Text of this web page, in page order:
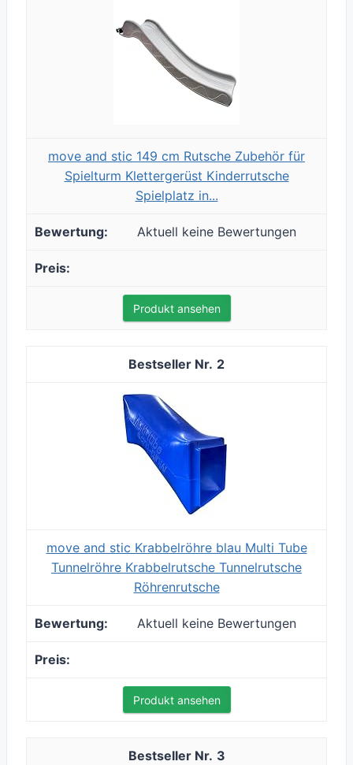
move and stic 149 cm Rutsche Zubehör für
Spielturm Klettergerüst Kinderrutsche
Spielplatz in...
Aktuell keine Bewertungen
Produkt ansehen
2
move and stic Krabbelröhre blau Multi Tube
Tunnelröhre Krabbelrutsche Tunnelrutsche
Röhrenrutsche
Aktuell keine Bewertungen
Produkt ansehen
3